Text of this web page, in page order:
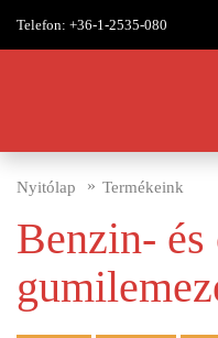
Telefon: +36-1-2535-080
Nyitólap Termékeink
Benzin-